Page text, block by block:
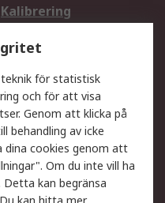
Kalibrering
Teknisk Support
Exportlösningar
Retur av varor
Spåra din order
Fördelar med RS-konto
teknik för statistisk
och för att visa
Genom att klicka på
behandling av icke
dina cookies genom att
Om du inte vill ha
Detta kan begränsa